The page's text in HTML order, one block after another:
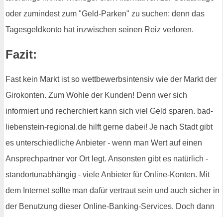
oder zumindest zum "Geld-Parken" zu suchen: denn das
Tagesgeldkonto hat inzwischen seinen Reiz verloren.
Fazit:
Fast kein Markt ist so wettbewerbsintensiv wie der Markt der
Girokonten. Zum Wohle der Kunden! Denn wer sich
informiert und recherchiert kann sich viel Geld sparen. bad-
liebenstein-regional.de hilft gerne dabei! Je nach Stadt gibt
es unterschiedliche Anbieter - wenn man Wert auf einen
Ansprechpartner vor Ort legt. Ansonsten gibt es natürlich -
standortunabhängig - viele Anbieter für Online-Konten. Mit
dem Internet sollte man dafür vertraut sein und auch sicher in
der Benutzung dieser Online-Banking-Services. Doch dann